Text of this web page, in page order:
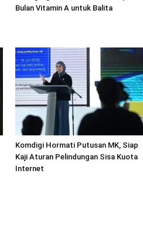
Bulan Vitamin A untuk Balita
Komdigi Hormati Putusan MK, Siap
Kaji Aturan Pelindungan Sisa Kuota
Internet